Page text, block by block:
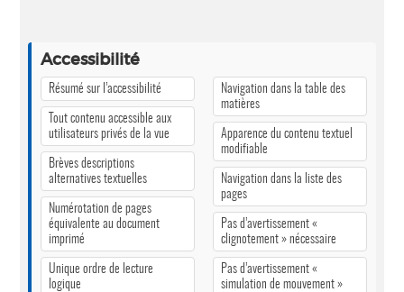
Accessibilité
Résumé sur l’accessibilité
Tout contenu accessible aux
utilisateurs privés de la vue
Brèves descriptions
alternatives textuelles
Numérotation de pages
équivalente au document
imprimé
Unique ordre de lecture
logique
Navigation dans la table des
matières
Apparence du contenu textuel
modifiable
Navigation dans la liste des
pages
Pas d’avertissement «
clignotement » nécessaire
Pas d’avertissement «
simulation de mouvement »